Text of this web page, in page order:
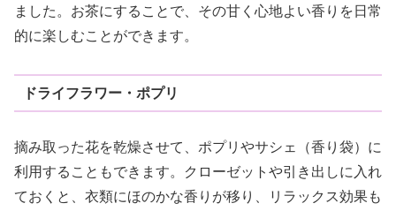
ました。お茶にすることで、その甘く心地よい香りを日常
的に楽しむことができます。
ドライフラワー・ポプリ
摘み取った花を乾燥させて、ポプリやサシェ（香り袋）に
利用することもできます。クローゼットや引き出しに入れ
ておくと、衣類にほのかな香りが移り、リラックス効果も